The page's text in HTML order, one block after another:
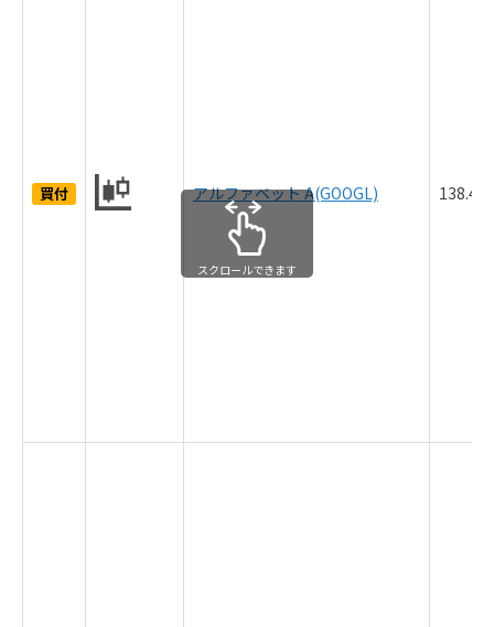
買付 アルファベット A(GOOGL) 138.42
スクロールできます